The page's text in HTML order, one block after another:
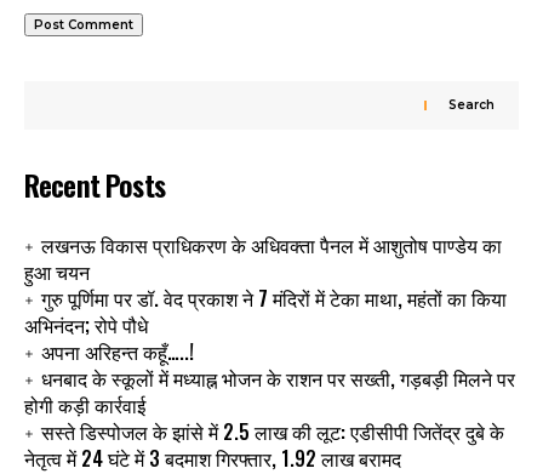
Search
Recent Posts
लखनऊ विकास प्राधिकरण के अधिवक्ता पैनल में आशुतोष पाण्डेय का
हुआ चयन
गुरु पूर्णिमा पर डॉ. वेद प्रकाश ने 7 मंदिरों में टेका माथा, महंतों का किया
अभिनंदन; रोपे पौधे
अपना अरिहन्त कहूँ…..!
धनबाद के स्कूलों में मध्याह्न भोजन के राशन पर सख्ती, गड़बड़ी मिलने पर
होगी कड़ी कार्रवाई
सस्ते डिस्पोजल के झांसे में 2.5 लाख की लूट: एडीसीपी जितेंद्र दुबे के
नेतृत्व में 24 घंटे में 3 बदमाश गिरफ्तार, 1.92 लाख बरामद